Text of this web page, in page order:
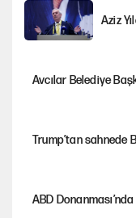
Aziz
Avcılar Belediye
Trump’tan sahnede
ABD